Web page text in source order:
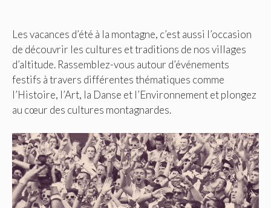
Les vacances d’été à la montagne, c’est aussi l’occasion
de découvrir les cultures et traditions de nos villages
d’altitude. Rassemblez-vous autour d’événements
festifs à travers différentes thématiques comme
l’Histoire, l’Art, la Danse et l’Environnement et plongez
au cœur des cultures montagnardes.